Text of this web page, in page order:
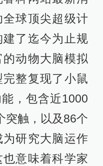
球顶尖超级计
了迄今为止规
动物大脑模拟
整复现了小鼠
，包含近1000
突触，以及86个
研究大脑运作
意味着科学家